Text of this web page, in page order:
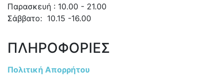
Παρασκευή : 10.00 - 21.00
Σάββατο: 10.15 -16.00
ΠΛΗΡΟΦΟΡΙΕΣ
Πολιτική Απορρήτου